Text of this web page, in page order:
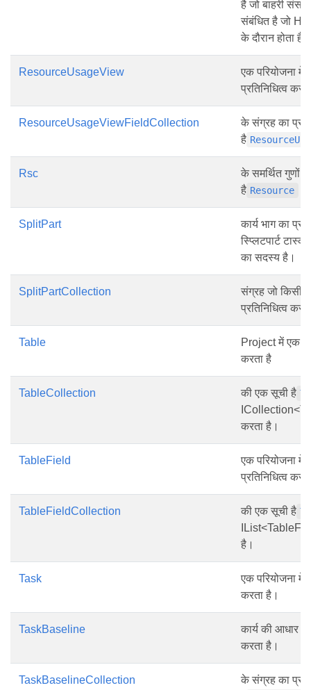
है जो बाहरी
संबंधित है जो
के दौरान होता है।
ResourceUsageView
एक परियोजना में
प्रतिनिधित्व
ResourceUsageViewFieldCollection
के संग्रह का
है
Rsc
के समर्थित गुणों
है Resource
SplitPart
कार्य भाग का
स्प्लिटपार्ट
का सदस्य है।
SplitPartCollection
संग्रह जो किसी
प्रतिनिधित्व
Table
Project में एक
करता है
TableCollection की एक सूची है
करता है।
TableField
एक परियोजना में
प्रतिनिधित्व
TableFieldCollection की एक सूची है
है।
Task
एक परियोजना में
करता है।
TaskBaseline
कार्य की आधार
करता है।
TaskBaselineCollection
के संग्रह का